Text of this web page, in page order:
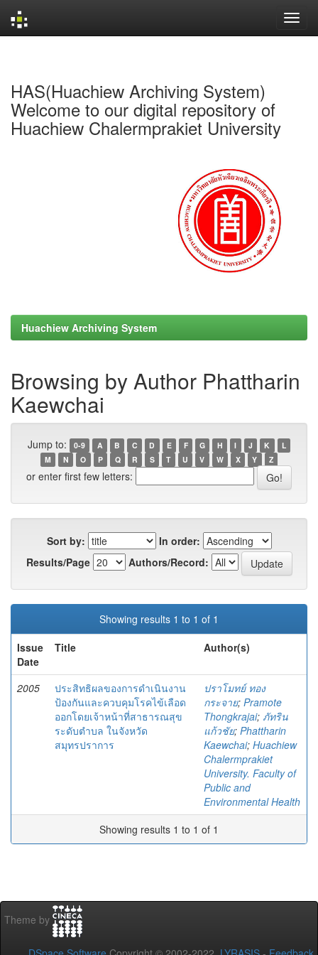
HAS(Huachiew Archiving System)
Welcome to our digital repository of
Huachiew Chalermprakiet University
Huachiew Archiving System
Browsing by Author Phattharin
Kaewchai
Jump to: 0-9 A B C D E F G H I J K
L
M
N O P Q R S T U V W X Y Z
or enter first few letters:
Sort by:
In order:
Results/Page
Authors/Record:
Showing results 1 to 1 of 1
Issue
Date
Title Author(s)
2005
ประสิทธิผลของการดำเนินงาน
ป้องกันและควบคุมโรคไข้เลือด
ออกโดยเจ้าหน้าที่สาธารณสุข
ระดับตำบล ในจังหวัด
สมุทรปราการ
ปราโมทย์ ทอง
กระจาย; Pramote
Thongkrajai; ภัทริน
แก้วชัย; Phattharin
Kaewchai; Huachiew
Chalermprakiet
University. Faculty of
Public and
Environmental Health
Showing results 1 to 1 of 1
Theme by